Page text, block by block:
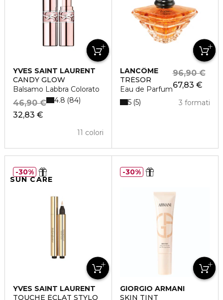
YVES SAINT LAURENT
CANDY GLOW
Balsamo Labbra Colorato
32,83 €
46,90 €
11 colori
4.8 84
LANCÔME
TRÉSOR
Eau de Parfum67,83 €
96,90 €
3 formati
5 5
SUN CARE
YVES SAINT LAURENT
TOUCHE ÉCLAT STYLO
30%
GIORGIO ARMANI
SKIN TINT
30%